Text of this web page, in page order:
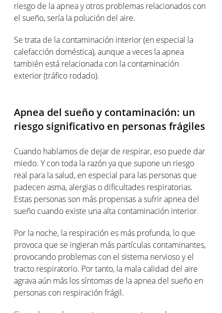
riesgo de la apnea y otros problemas relacionados con
el sueño, sería la polución del aire.
Se trata de la contaminación interior (en especial la
calefacción doméstica), aunque a veces la apnea
también está relacionada con la contaminación
exterior (tráfico rodado).
Apnea del sueño y contaminación: un
riesgo significativo en personas frágiles
Cuando hablamos de dejar de respirar, eso puede dar
miedo. Y con toda la razón ya que supone un riesgo
real para la salud, en especial para las personas que
padecen asma, alergias o dificultades respiratorias.
Estas personas son más propensas a sufrir apnea del
sueño cuando existe una alta contaminación interior.
Por la noche, la respiración es más profunda, lo que
provoca que se ingieran más partículas contaminantes,
provocando problemas con el sistema nervioso y el
tracto respiratorio. Por tanto, la mala calidad del aire
agrava aún más los síntomas de la apnea del sueño en
personas con respiración frágil.